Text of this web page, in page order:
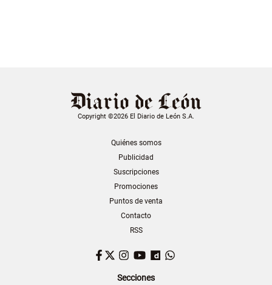
Copyright ©2026 El Diario de León S.A.
Quiénes somos
Publicidad
Suscripciones
Promociones
Puntos de venta
Contacto
RSS
Facebook
TwitterInstagram
YouTubeDailymotion
Secciones